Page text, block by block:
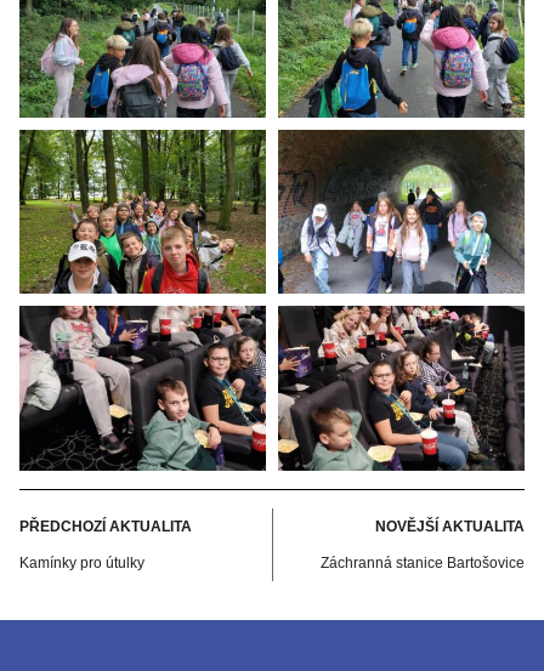
PŘEDCHOZÍ AKTUALITA
Kamínky pro útulky
NOVĚJŠÍ AKTUALITA
Záchranná stanice Bartošovice